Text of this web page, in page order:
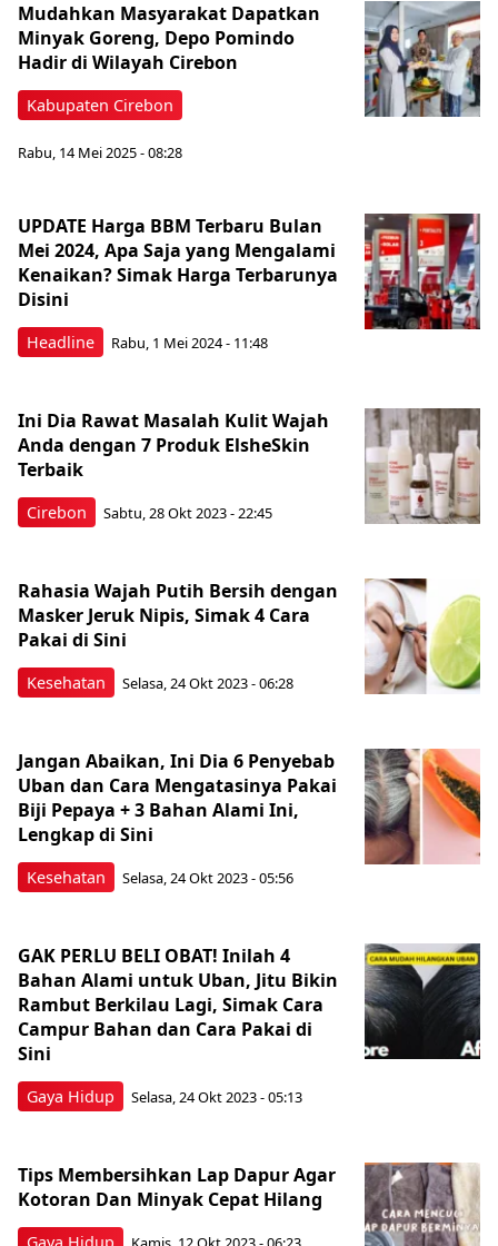
Kabupaten Cirebon
Mudahkan Masyarakat Dapatkan
Minyak Goreng, Depo Pomindo
Hadir di Wilayah Cirebon
Rabu, 14 Mei 2025 - 08:28
Headline
UPDATE Harga BBM Terbaru Bulan
Mei 2024, Apa Saja yang Mengalami
Kenaikan? Simak Harga Terbarunya
Disini
Rabu, 1 Mei 2024 - 11:48
Cirebon
Ini Dia Rawat Masalah Kulit Wajah
Anda dengan 7 Produk ElsheSkin
Terbaik
Sabtu, 28 Okt 2023 - 22:45
Kesehatan
Rahasia Wajah Putih Bersih dengan
Masker Jeruk Nipis, Simak 4 Cara
Pakai di Sini
Selasa, 24 Okt 2023 - 06:28
Kesehatan
Jangan Abaikan, Ini Dia 6 Penyebab
Uban dan Cara Mengatasinya Pakai
Biji Pepaya + 3 Bahan Alami Ini,
Lengkap di Sini
Selasa, 24 Okt 2023 - 05:56
Gaya Hidup
GAK PERLU BELI OBAT! Inilah 4
Bahan Alami untuk Uban, Jitu Bikin
Rambut Berkilau Lagi, Simak Cara
Campur Bahan dan Cara Pakai di
Sini
Selasa, 24 Okt 2023 - 05:13
Gaya Hidup
Tips Membersihkan Lap Dapur Agar
Kotoran Dan Minyak Cepat Hilang